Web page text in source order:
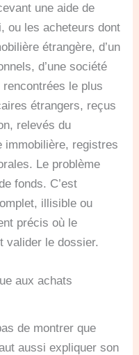
une aide de
ou les acheteurs dont
étrangère, d’un
d’une société
rencontrées le plus
étrangers, reçus
relevés du
immobilière, registres
Le problème
fonds. C’est
illisible ou
précis où le
valider le dossier.
aux achats
de montrer que
aussi expliquer son